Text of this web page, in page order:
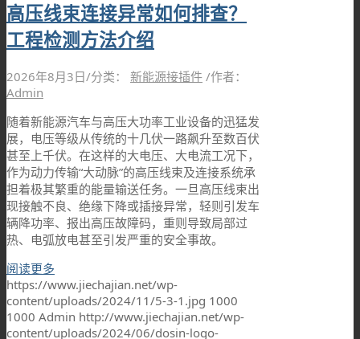
高压线束连接异常如何排查？
工程检测方法介绍
2026年8月3日/分类： 新能源接插件 /作者：
Admin
随着新能源汽车与高压大功率工业设备的迅猛发
展，电压等级从传统的十几伏一路飙升至数百伏
甚至上千伏。在这样的大电压、大电流工况下，
作为动力传输“大动脉”的高压线束及连接系统承
担着极其繁重的能量输送任务。一旦高压线束出
现接触不良、绝缘下降或插接异常，轻则引发车
辆降功率、报出高压故障码，重则导致局部过
热、电弧放电甚至引发严重的安全事故。
阅读更多
https://www.jiechajian.net/wp-
content/uploads/2024/11/5-3-1.jpg 1000
1000 Admin http://www.jiechajian.net/wp-
content/uploads/2024/06/dosin-logo-